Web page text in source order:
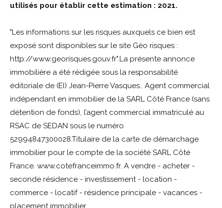
utilisés pour établir cette estimation : 2021.
"Les informations sur les risques auxquels ce bien est
exposé sont disponibles sur le site Géo risques :
http://www.georisques.gouv.fr".La présente annonce
immobilière a été rédigée sous la responsabilité
éditoriale de (EI) Jean-Pierre Vasques.. Agent commercial
indépendant en immobilier de la SARL Côté France (sans
détention de fonds), l’agent commercial immatriculé au
RSAC de SEDAN sous le numéro
52994847300028.Titulaire de la carte de démarchage
immobilier pour le compte de la société SARL Côté
France. www.cotefranceimmo.fr. A vendre - acheter -
seconde résidence - investissement - location -
commerce - locatif - résidence principale - vacances -
placement immobilier.